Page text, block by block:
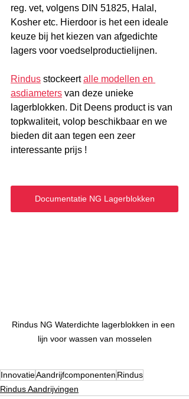
reg. vet, volgens DIN 51825, Halal,
Kosher etc. Hierdoor is het een ideale
keuze bij het kiezen van afgedichte
lagers voor voedselproductielijnen.
Rindus stockeert alle modellen en
asdiameters van deze unieke
lagerblokken. Dit Deens product is van
topkwaliteit, volop beschikbaar en we
bieden dit aan tegen een zeer
interessante prijs !
Documentatie NG Lagerblokken
Rindus NG Waterdichte lagerblokken in een
lijn voor wassen van mosselen
InnovatieAandrijfcomponenten Rindus
Rindus Aandrijvingen